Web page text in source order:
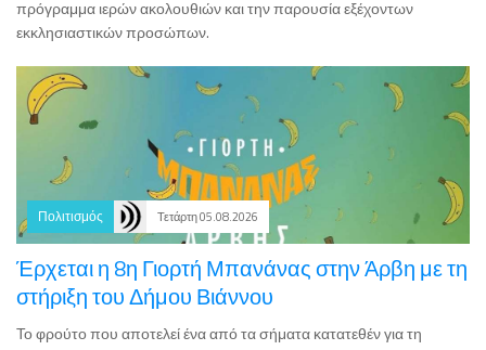
Πολιτισμός Τετάρτη 05.08.2026
Έρχεται η 8η Γιορτή Μπανάνας στην Άρβη με τη
στήριξη του Δήμου Βιάννου
Το φρούτο που αποτελεί ένα από τα σήματα κατατεθέν για τη
Βιάννο, η μπανάνα Άρβης, έρχεται και φέτος στο επίκεντρο μέσα
από την 8η Γιορτή Μπανάνας που «ανοίγει τις πύλες της» στο